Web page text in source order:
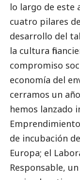
lo largo de este
cuatro pilares
desarrollo del
la cultura
compromiso
economía del
cerramos un
hemos lanzado
de incubación
Europa; el
Responsable,